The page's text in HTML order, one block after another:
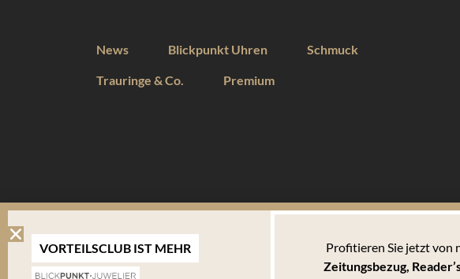
News Blickpunkt Uhren Schmuck
Trauringe & Co. Premium
DIESE WEBSEITE VERWENDET COOKIES
Wir verwenden Cookies um Ihnen eine optimale Benutzererfahrung zu bieten.
Endgerät abgelegt werden. Um die Website weiterhin zu nutzen, können Sie
VORTEILSCLUB IST MEHR Profitieren Sie jetzt von
Zeitungsbezug,